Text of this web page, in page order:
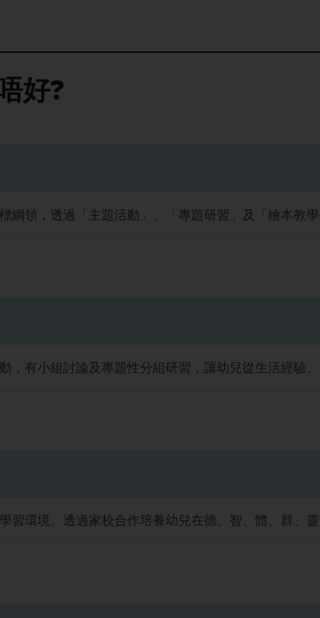
好?
綱領，透過「主題活動」、「專題研習」及「繪本
，有小組討論及專題性分組研習，讓幼兒從生活經
習環境。透過家校合作培養幼兒在德、智、體、群